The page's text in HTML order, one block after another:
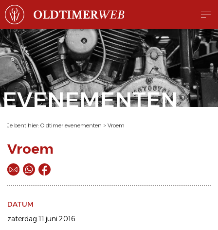
EVENEMENTEN
Je bent hier: Oldtimer evenementen > Vroem
Vroem
DATUM
zaterdag 11 juni 2016